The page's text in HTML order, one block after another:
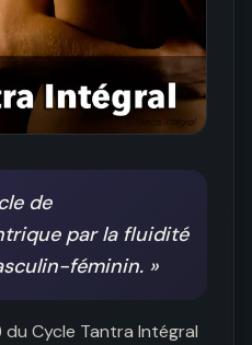
de
par la fluidité
féminin. »
Cycle Tantra Intégral